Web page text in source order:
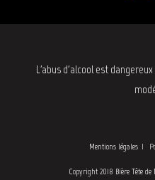
L'abus d'alcool est
Mentions légales
Copyright 2018 Bière Tête